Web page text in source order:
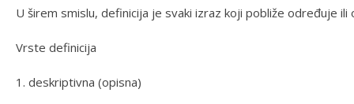
U širem smislu, definicija je svaki izraz koji pobliže određuje ili
Vrste definicija
1. deskriptivna (opisna)